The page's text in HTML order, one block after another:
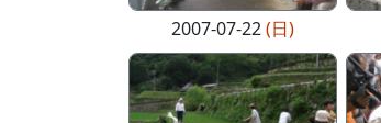
2007-07-22(日)